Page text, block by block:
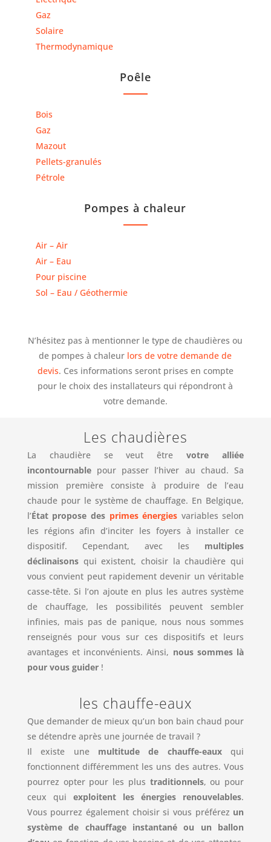
Gaz
Solaire
Thermodynamique
Poêle
Bois
Gaz
Mazout
Pellets-granulés
Pétrole
Pompes à chaleur
Air – Air
Air – Eau
Pour piscine
Sol – Eau / Géothermie
N’hésitez pas à mentionner le type de chaudières ou
de pompes à chaleur lors de votre demande de
devis. Ces informations seront prises en compte
pour le choix des installateurs qui répondront à
votre demande.
Les chaudières
La chaudière se veut êtrevotre alliée
incontournablepour passer l’hiver au chaud. Sa
mission première consiste à produire de l’eau
chaude pour le système de chauffage. En Belgique,
l’État propose des primes énergies variables selon
les régions afin d’inciter les foyers à installer ce
dispositif. Cependant, avec les multiples
déclinaisonsqui existent, choisir la chaudière qui
vous convient peut rapidement devenir un véritable
casse-tête. Si l’on ajoute en plus les autres système
de chauffage, les possibilités peuvent sembler
infinies, mais pas de panique, nous nous sommes
renseignés pour vous sur ces dispositifs et leurs
avantages et inconvénients. Ainsi, nous sommes là
pour vous guider!
les chauffe-eaux
Que demander de mieux qu’un bon bain chaud pour
se détendre après une journée de travail ?
Il existe une multitude de chauffe-eauxqui
fonctionnent différemment les uns des autres. Vous
pourrez opter pour les plus traditionnels, ou pour
ceux qui exploitent les énergies renouvelables.
Vous pourrez également choisir si vous préférez un
système de chauffage instantané ou un ballon